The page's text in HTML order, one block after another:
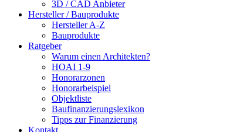
3D / CAD Anbieter
Hersteller / Bauprodukte
Hersteller A-Z
Bauprodukte
Ratgeber
Warum einen Architekten?
HOAI 1-9
Honorarzonen
Honorarbeispiel
Objektliste
Baufinanzierungslexikon
Tipps zur Finanzierung
Kontakt